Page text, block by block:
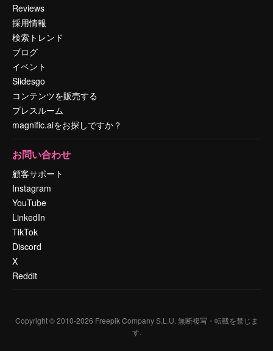
Reviews
採用情報
検索トレンド
ブログ
イベント
Slidesgo
コンテンツを販売する
プレスルーム
magnific.aiをお探しですか？
お問い合わせ
顧客サポート
Instagram
YouTube
LinkedIn
TikTok
Discord
X
Reddit
Copyright © 2010-2026 Freepik Company S.L.U. 無断複写・転載を禁じま
す.